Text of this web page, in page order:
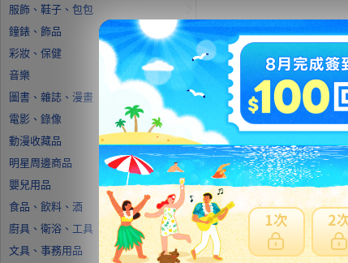
服飾、鞋子、包包
鐘錶、飾品
彩妝、保健
音樂
圖書、雜誌、漫畫
電影、錄像
動漫收藏品
明星周邊商品
嬰兒用品
食品、飲料、酒
廚具、衛浴、工具
文具、事務用品